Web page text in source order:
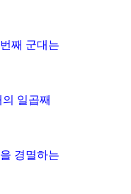
째 군대는
일곱째
경멸하는